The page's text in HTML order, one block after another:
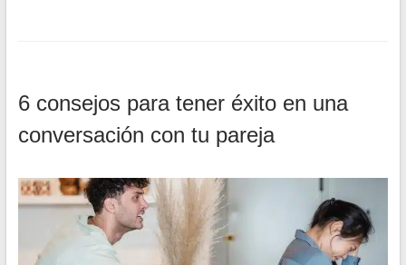
6 consejos para tener éxito en una
conversación con tu pareja